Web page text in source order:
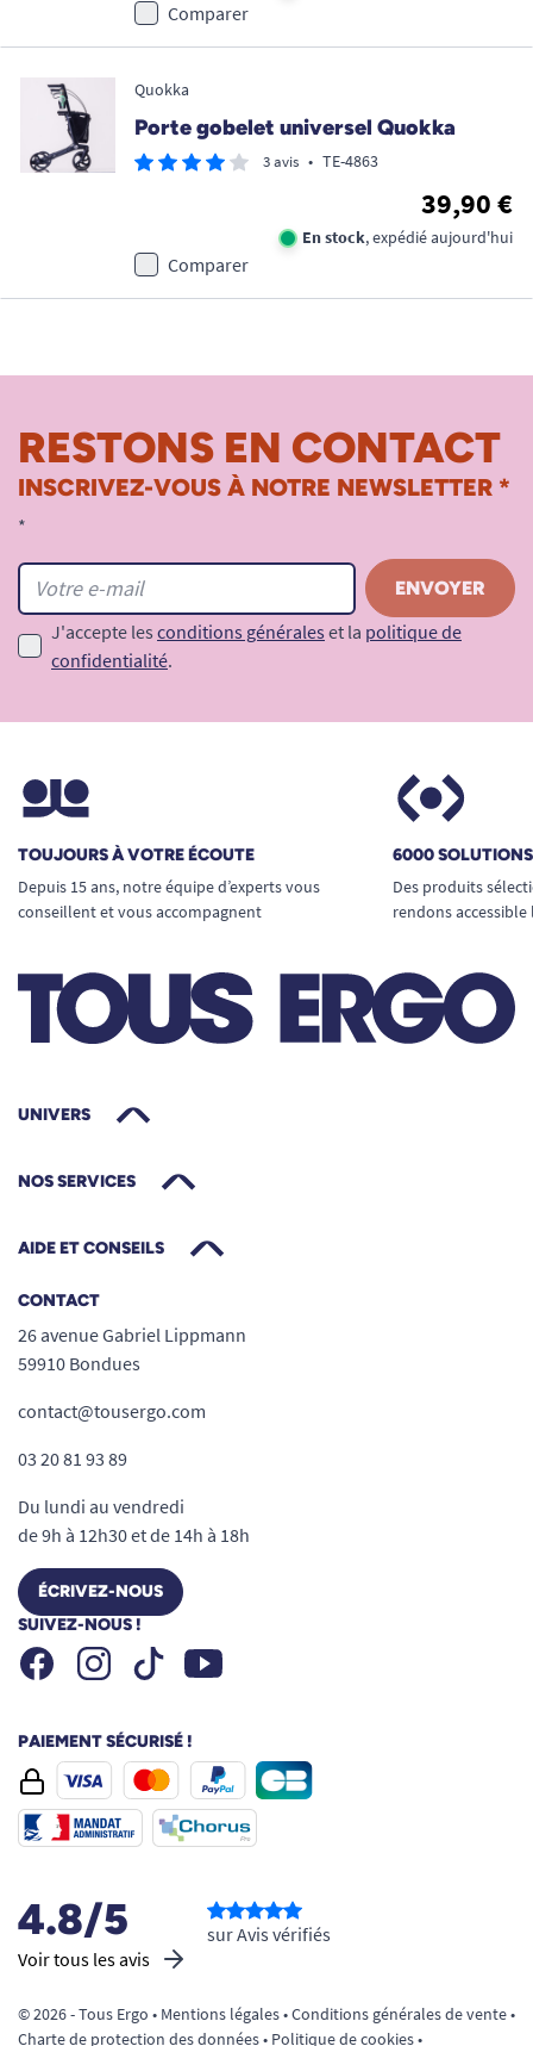
Comparer
Quokka
Porte gobelet universel Quokka
3 avis • TE-4863
39,90 €
En stock, expédié aujourd'hui
Comparer
RESTONS EN CONTACT
INSCRIVEZ-VOUS À NOTRE NEWSLETTER *
*
J'accepte les conditions générales et la politique de
confidentialité.
TOUJOURS À VOTRE ÉCOUTE
Depuis 15 ans, notre équipe d’experts vous
conseillent et vous accompagnent
6000
Des produits
rendons
UNIVERS
NOS SERVICES
AIDE ET CONSEILS
CONTACT
26 avenue Gabriel Lippmann
59910 Bondues
contact@tousergo.com
03 20 81 93 89
Du lundi au vendredi
de 9h à 12h30 et de 14h à 18h
ÉCRIVEZ-NOUS
SUIVEZ-NOUS !
FacebookInstagramTiktok Youtube
PAIEMENT SÉCURISÉ !
4.8/5
Voir tous les avis
sur Avis vérifiés
© 2026 - Tous Ergo • Mentions légales•Conditions générales de vente•
Charte de protection des données• Politique de cookies•